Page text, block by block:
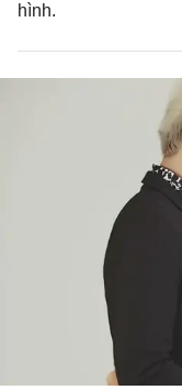
hình.